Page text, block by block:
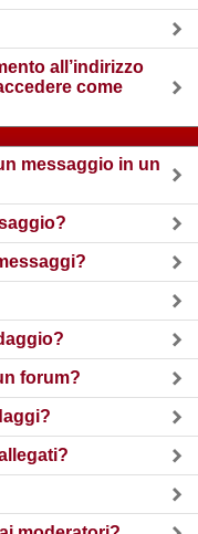
all’indirizzo
come
messaggio in un
forum?